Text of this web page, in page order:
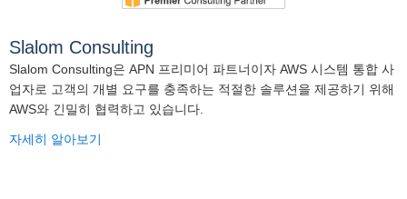
Slalom Consulting
Slalom Consulting은 APN 프리미어 파트너이자 AWS 시스템 통합 사
업자로 고객의 개별 요구를 충족하는 적절한 솔루션을 제공하기 위해
AWS와 긴밀히 협력하고 있습니다.
자세히 알아보기